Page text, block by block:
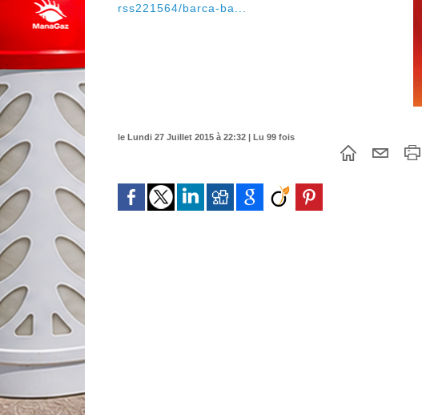
rss221564/barca-ba...
le Lundi 27 Juillet 2015 à 22:32 | Lu 99 fois